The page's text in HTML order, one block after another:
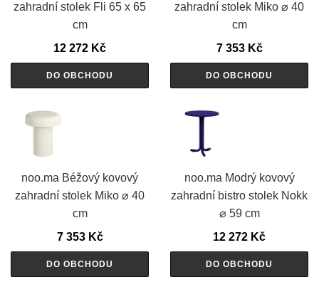
zahradní stolek Fli 65 x 65
cm
12 272 Kč
DO OBCHODU
zahradní stolek Miko ⌀ 40
cm
7 353 Kč
DO OBCHODU
noo.ma Béžový kovový
zahradní stolek Miko ⌀ 40
cm
7 353 Kč
DO OBCHODU
noo.ma Modrý kovový
zahradní bistro stolek Nokk
⌀ 59 cm
12 272 Kč
DO OBCHODU